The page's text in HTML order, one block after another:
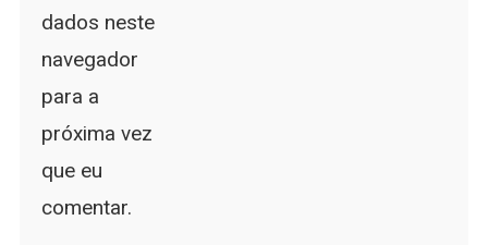
dados neste
navegador
para a
próxima vez
que eu
comentar.